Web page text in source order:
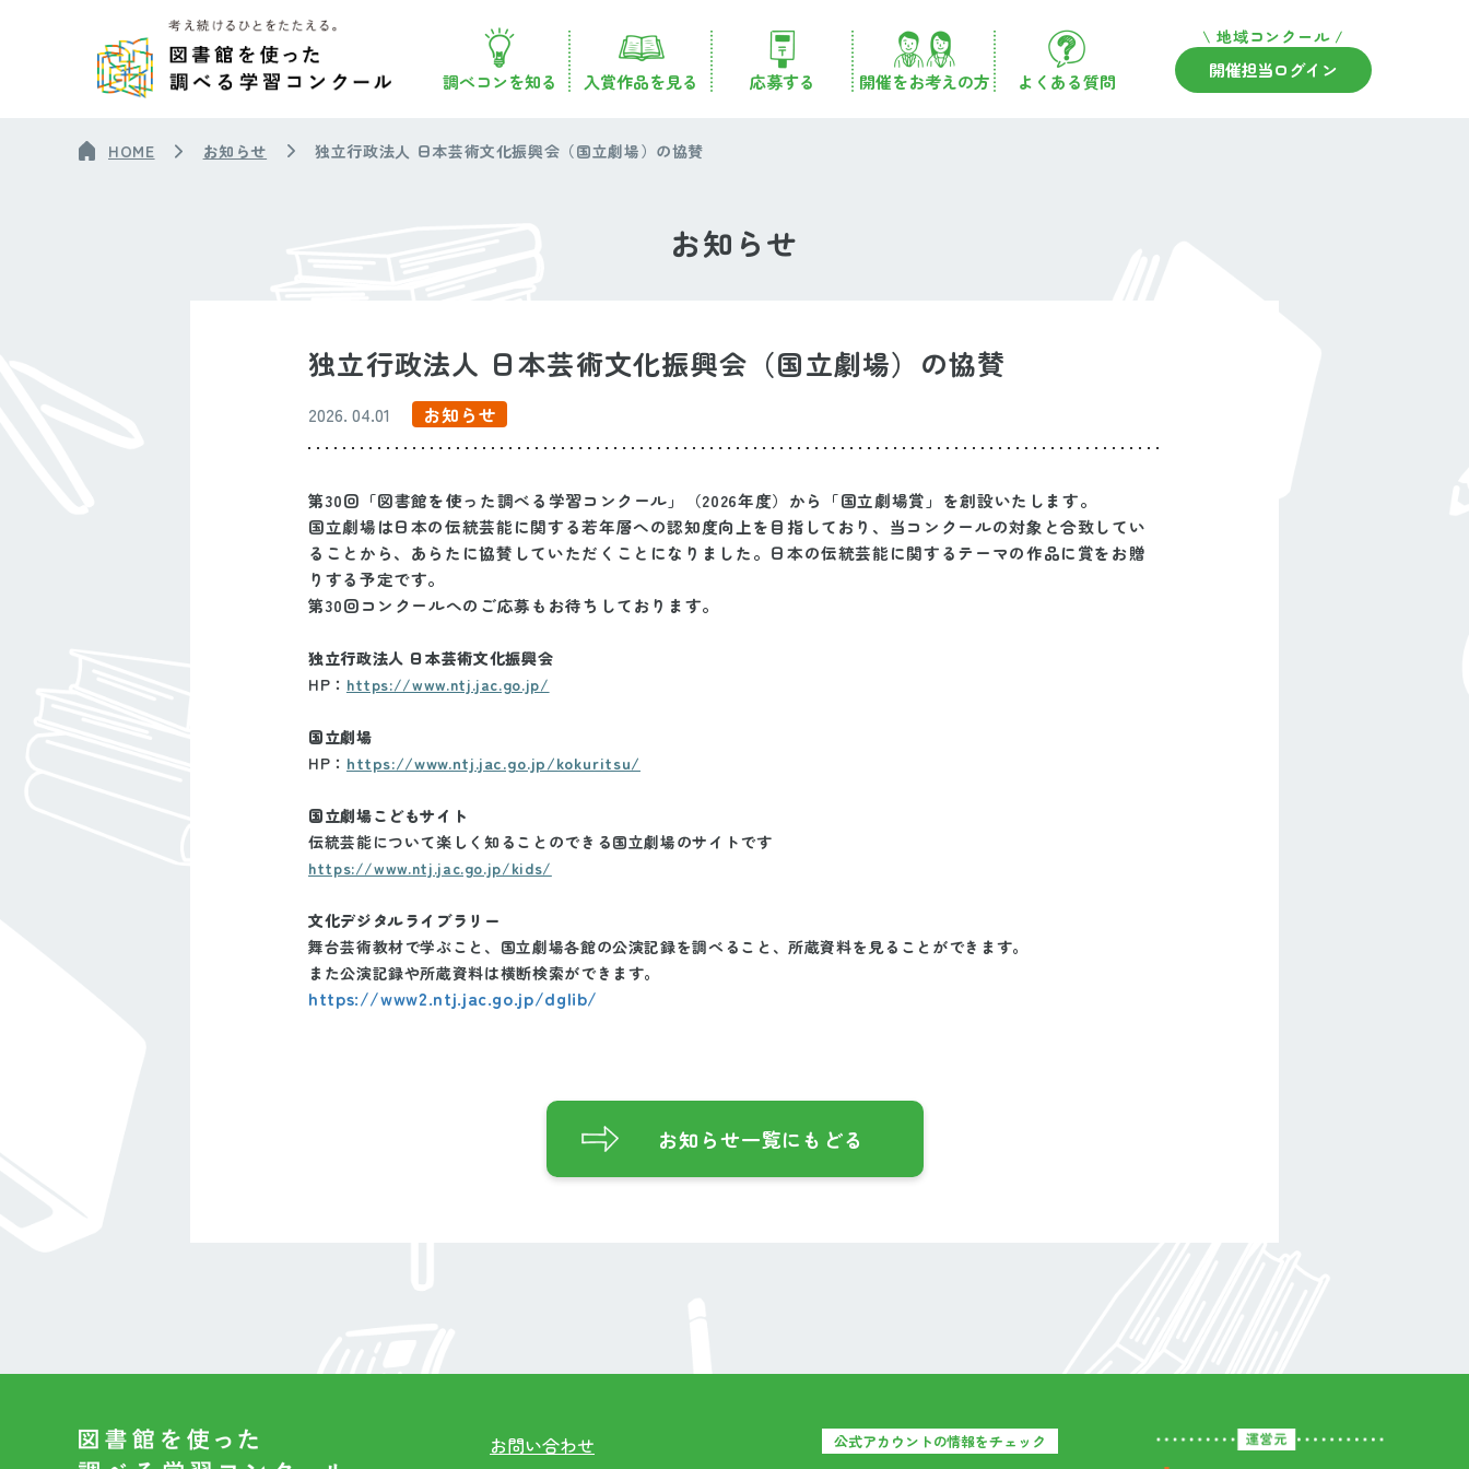
調べコンを知る 入賞作品を見る 応募する 開催をお考えの方 よくある質問
\ 地域コンクール /
開催担当ログイン
HOME お知らせ 独立行政法人 日本芸術文化振興会（国立劇場）の協賛
お知らせ
独立行政法人 日本芸術文化振興会（国立劇場）の協賛
2026. 04.01 お知らせ
第30回「図書館を使った調べる学習コンクール」（2026年度）から「国立劇場賞」を創設いたします。
国立劇場は日本の伝統芸能に関する若年層への認知度向上を目指しており、当コンクールの対象と合致してい
ることから、あらたに協賛していただくことになりました。日本の伝統芸能に関するテーマの作品に賞をお贈
りする予定です。
第30回コンクールへのご応募もお待ちしております。
独立行政法人 日本芸術文化振興会
HP： https://www.ntj.jac.go.jp/
国立劇場
HP： https://www.ntj.jac.go.jp/kokuritsu/
国立劇場こどもサイト
伝統芸能について楽しく知ることのできる国立劇場のサイトです
https://www.ntj.jac.go.jp/kids/
文化デジタルライブラリー
舞台芸術教材で学ぶこと、国立劇場各館の公演記録を調べること、所蔵資料を見ることができます。
また公演記録や所蔵資料は横断検索ができます。
https://www2.ntj.jac.go.jp/dglib/
お知らせ一覧にもどる
お問い合わせ
公式アカウントの情報をチェック